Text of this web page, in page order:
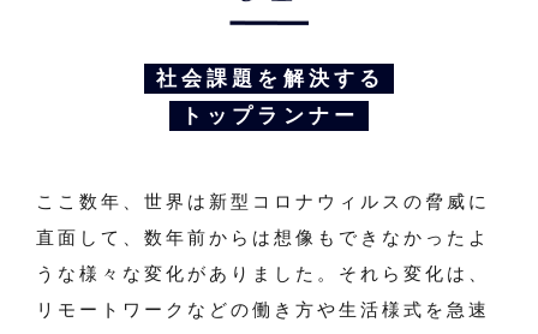
社会課題を解決する
トップランナー
ここ数年、世界は新型コロナウィルスの脅威に
直面して、数年前からは想像もできなかったよ
うな様々な変化がありました。それら変化は、
リモートワークなどの働き方や生活様式を急速